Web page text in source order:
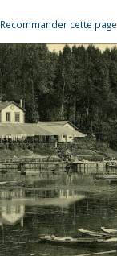
Recommander cette page